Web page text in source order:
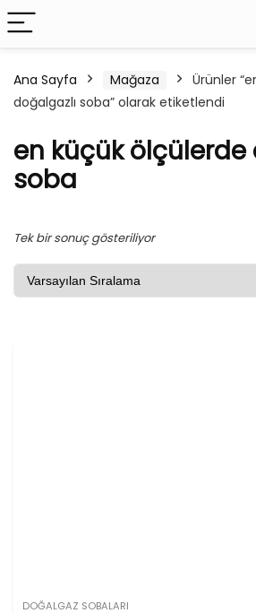
Ana Sayfa Mağaza
Ürünler
doğalgazlı soba” olarak etiketlendi
en küçük ölçülerde
soba
Tek bir sonuç gösteriliyor
DOĞALGAZ SOBALARI